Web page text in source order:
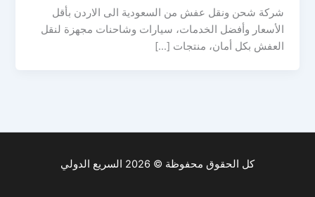
شركة شحن ونقل عفش من السعودية الى الاردن بأقل
الأسعار وأفضل الخدمات، سيارات وشاحنات مجهزة لنقل
العفش بكل أمان، منتجات […]
كل الحقوق محفوظة © 2026 السريع الدولي